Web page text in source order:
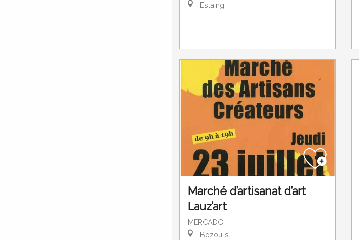
Estaing
Marché d’artisanat d’art
Lauz’art
MERCADO
Bozouls